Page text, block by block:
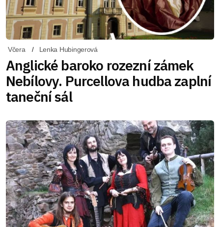
Včera Lenka Hubingerová
Anglické baroko rozezní zámek
Nebílovy. Purcellova hudba zaplní
taneční sál